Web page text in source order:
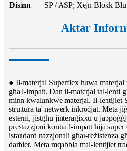
Disinn
SP / ASP; Xejn Blokk
Aktar
● Il-materjal Superflex huwa materjal
għall-impatt. Dan il-materjal tal-lenti
minn kwalunkwe materjal. Il-lentijiet
struttura ta' netwerk inkroċjat. Meta
esterni, jistgħu jinteraġixxu u
prestazzjoni kontra l-impatt hija
istandard nazzjonali għar-reżistenza
darbiet. Meta mqabbla mal-lentijiet